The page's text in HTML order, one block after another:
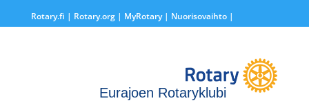
Rotary.fi | Rotary.org| MyRotary | Nuorisovaihto|
Eurajoen Rotaryklubi